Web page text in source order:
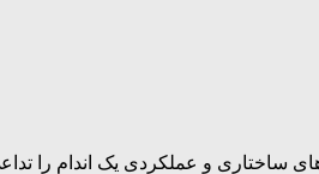
ساختاری و عملکردی یک اندام را